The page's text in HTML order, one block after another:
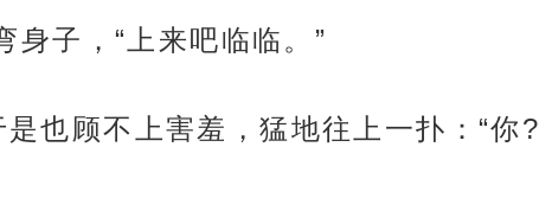
身子，“上来吧临临。”
也顾不上害羞，猛地往上一扑：“你